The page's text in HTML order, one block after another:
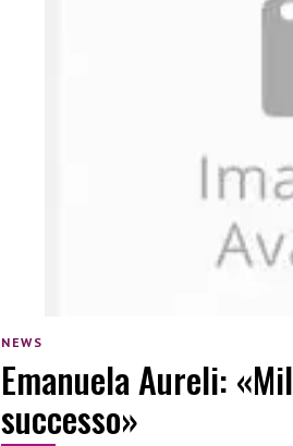
NEWS
Emanuela Aureli:
successo»